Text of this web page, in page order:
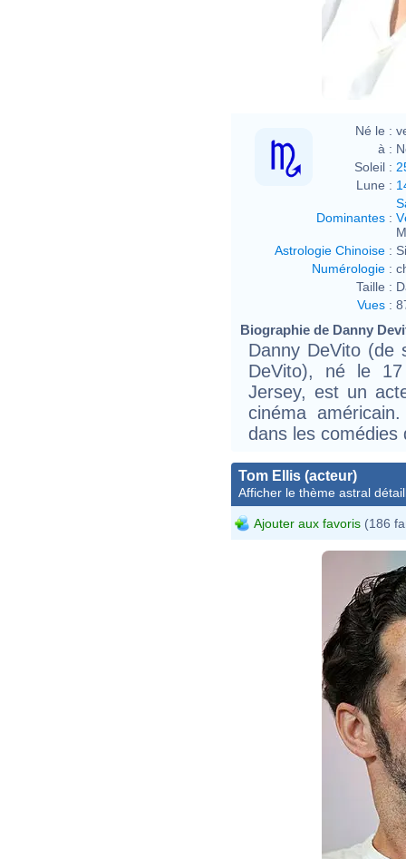
Né le :
à :
Soleil :
Lune :
Dominantes :
Astrologie Chinoise :
Numérologie :
Taille :
Vues :
Biographie de Danny
Danny DeVito (de
DeVito), né le
Jersey, est un
cinéma
dans les comédies
Tom Ellis (acteur)
Afficher le thème astral
Ajouter aux favoris (186